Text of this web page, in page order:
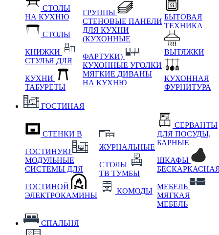
СТОЛЫ
НА КУХНЮ
СТОЛЫ
КНИЖКИ
СТУЛЬЯ ДЛЯ
КУХНИ
ТАБУРЕТЫ
ГРУППЫ
СТЕНОВЫЕ ПАНЕЛИ
ДЛЯ КУХНИ
(КУХОННЫЕ
ФАРТУКИ)
КУХОННЫЕ УГОЛКИ
МЯГКИЕ ДИВАНЫ
НА КУХНЮ
БЫТОВАЯ
ТЕХНИКА
ВЫТЯЖКИ
КУХОННАЯ
ФУРНИТУРА
ГОСТИНАЯ
СТЕНКИ В
ГОСТИНУЮ
МОДУЛЬНЫЕ
СИСТЕМЫ ДЛЯ
ГОСТИНОЙ
ЭЛЕКТРОКАМИНЫ
ЖУРНАЛЬНЫЕ
СТОЛЫ
ТВ ТУМБЫ
КОМОДЫ
СЕРВАНТЫ
ДЛЯ ПОСУДЫ,
БАРНЫЕ
ШКАФЫ
МЕБЕЛЬ
МЯГКАЯ
МЕБЕЛЬ
СПАЛЬНЯ